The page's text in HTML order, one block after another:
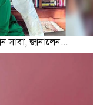
সাবা, জানালেন...